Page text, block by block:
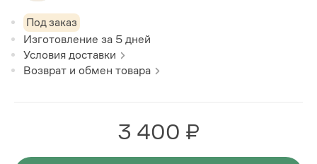
Под заказ
Изготовление за 5 дней
Условия доставки
Возврат и обмен товара
3 400 ₽